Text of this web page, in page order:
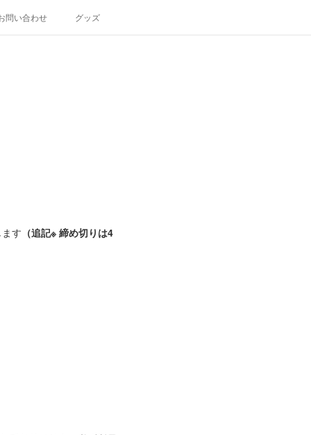
問い合わせ グッズ
す （追記※ 締め切りは4